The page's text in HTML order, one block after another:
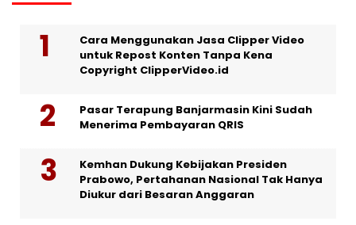
Cara Menggunakan Jasa Clipper Video
untuk Repost Konten Tanpa Kena
Copyright ClipperVideo.id
Pasar Terapung Banjarmasin Kini Sudah
Menerima Pembayaran QRIS
Kemhan Dukung Kebijakan Presiden
Prabowo, Pertahanan Nasional Tak Hanya
Diukur dari Besaran Anggaran